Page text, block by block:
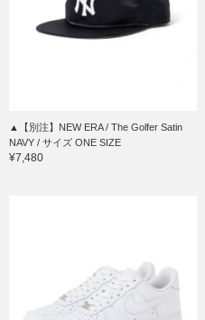
▲【別注】NEW ERA / The Golfer Satin
NAVY / サイズ ONE SIZE
¥7,480